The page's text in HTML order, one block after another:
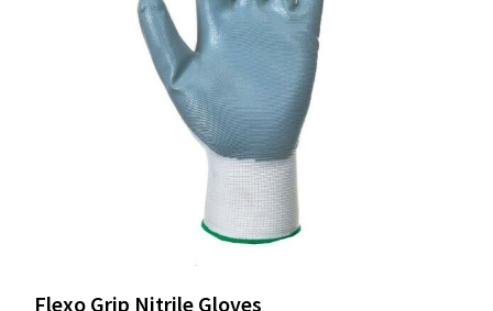
Flexo Grip Nitrile Gloves